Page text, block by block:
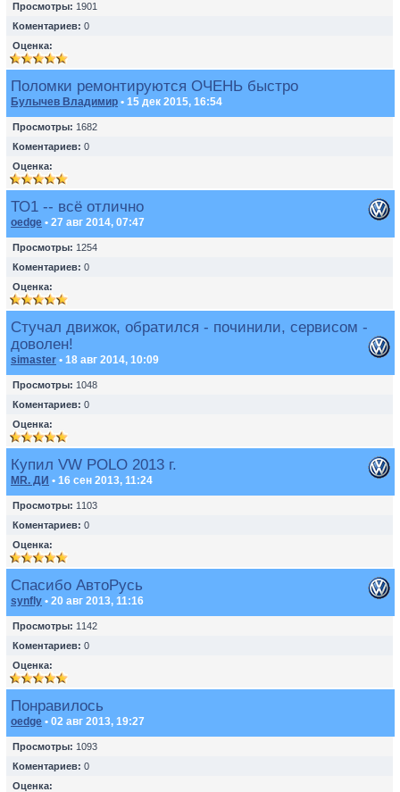
Просмотры: 1901
Коментариев: 0
Оценка:
Поломки ремонтируются ОЧЕНЬ быстро
Булычев Владимир • 15 дек 2015, 16:54
Просмотры: 1682
Коментариев: 0
Оценка:
ТО1 -- всё отлично
oedge • 27 авг 2014, 07:47
Просмотры: 1254
Коментариев: 0
Оценка:
Стучал движок, обратился - починили, сервисом -
доволен!
simaster • 18 авг 2014, 10:09
Просмотры: 1048
Коментариев: 0
Оценка:
Купил VW POLO 2013 г.
MR. ДИ • 16 сен 2013, 11:24
Просмотры: 1103
Коментариев: 0
Оценка:
Спасибо АвтоРусь
synfly • 20 авг 2013, 11:16
Просмотры: 1142
Коментариев: 0
Оценка:
Понравилось
oedge • 02 авг 2013, 19:27
Просмотры: 1093
Коментариев: 0
Оценка: